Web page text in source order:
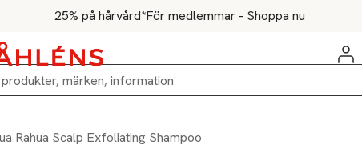
25% på hårvård*För medlemmar - Shoppa nu
Rahua Scalp Exfoliating Shampoo